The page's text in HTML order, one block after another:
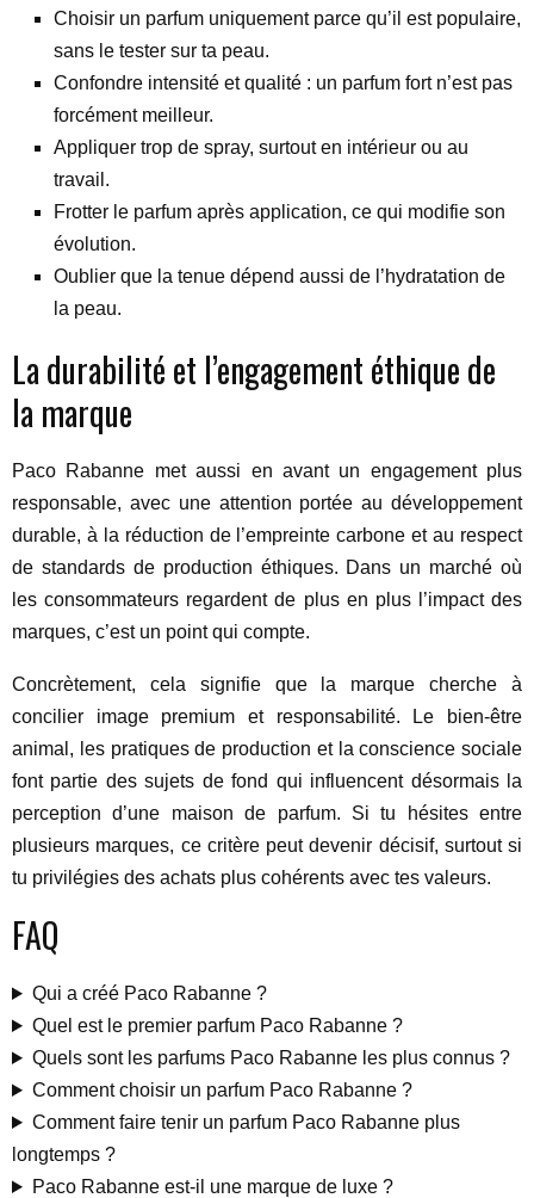
Choisir un parfum uniquement parce qu’il est populaire,
sans le tester sur ta peau.
Confondre intensité et qualité : un parfum fort n’est pas
forcément meilleur.
Appliquer trop de spray, surtout en intérieur ou au
travail.
Frotter le parfum après application, ce qui modifie son
évolution.
Oublier que la tenue dépend aussi de l’hydratation de
la peau.
La durabilité et l’engagement éthique de
la marque
Paco Rabanne met aussi en avant un engagement plus
responsable, avec une attention portée au développement
durable, à la réduction de l’empreinte carbone et au respect
de standards de production éthiques. Dans un marché où
les consommateurs regardent de plus en plus l’impact des
marques, c’est un point qui compte.
Concrètement, cela signifie que la marque cherche à
concilier image premium et responsabilité. Le bien-être
animal, les pratiques de production et la conscience sociale
font partie des sujets de fond qui influencent désormais la
perception d’une maison de parfum. Si tu hésites entre
plusieurs marques, ce critère peut devenir décisif, surtout si
tu privilégies des achats plus cohérents avec tes valeurs.
FAQ
Qui a créé Paco Rabanne ?
Quel est le premier parfum Paco Rabanne ?
Quels sont les parfums Paco Rabanne les plus connus ?
Comment choisir un parfum Paco Rabanne ?
Comment faire tenir un parfum Paco Rabanne plus
longtemps ?
Paco Rabanne est-il une marque de luxe ?